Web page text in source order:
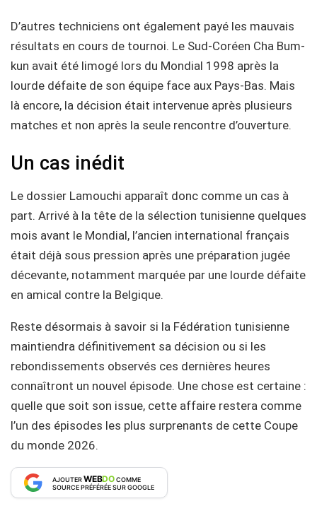
D’autres techniciens ont également payé les mauvais
résultats en cours de tournoi. Le Sud-Coréen Cha Bum-
kun avait été limogé lors du Mondial 1998 après la
lourde défaite de son équipe face aux Pays-Bas. Mais
là encore, la décision était intervenue après plusieurs
matches et non après la seule rencontre d’ouverture.
Un cas inédit
Le dossier Lamouchi apparaît donc comme un cas à
part. Arrivé à la tête de la sélection tunisienne quelques
mois avant le Mondial, l’ancien international français
était déjà sous pression après une préparation jugée
décevante, notamment marquée par une lourde défaite
en amical contre la Belgique.
Reste désormais à savoir si la Fédération tunisienne
maintiendra définitivement sa décision ou si les
rebondissements observés ces dernières heures
connaîtront un nouvel épisode. Une chose est certaine :
quelle que soit son issue, cette affaire restera comme
l’un des épisodes les plus surprenants de cette Coupe
du monde 2026.
AJOUTERWEBDOCOMME
SOURCE PRÉFÉRÉE SUR GOOGLE